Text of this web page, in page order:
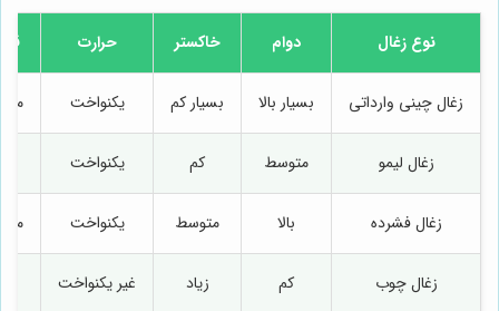
نوع زغال دوام خاکستر حرارت
زغال چینی وارداتی بسیار بالا بسیار کم یکنواخت
زغال لیمو متوسط کم یکنواخت
زغال فشرده بالا متوسط یکنواخت
زغال چوب کم زیاد غیر یکنواخت